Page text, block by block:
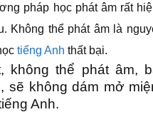
pháp học phát âm rất
Không thể phát âm là
tiếng Anh thất bại.
không thể phát âm,
sẽ không dám mở
Anh.